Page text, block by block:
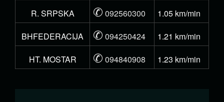
R. SRPSKA ✆ 092560300
1.05 km/min
BHFEDERACIJA
✆ 094250424
1.21 km/min
HT. MOSTAR
✆ 094840908 1.23 km/min